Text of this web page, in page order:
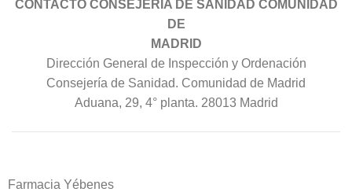
CONTACTO CONSEJERIA DE SANIDAD COMUNIDAD
DE
MADRID
Dirección General de Inspección y Ordenación
Consejería de Sanidad. Comunidad de Madrid
Aduana, 29, 4° planta. 28013 Madrid
Farmacia Yébenes